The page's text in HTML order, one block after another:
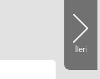
İleri